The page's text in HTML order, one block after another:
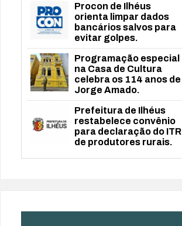
Procon de Ilhéus
orienta limpar dados
bancários salvos para
evitar golpes.
Programação especial
na Casa de Cultura
celebra os 114 anos de
Jorge Amado.
Prefeitura de Ilhéus
restabelece convênio
para declaração do ITR
de produtores rurais.